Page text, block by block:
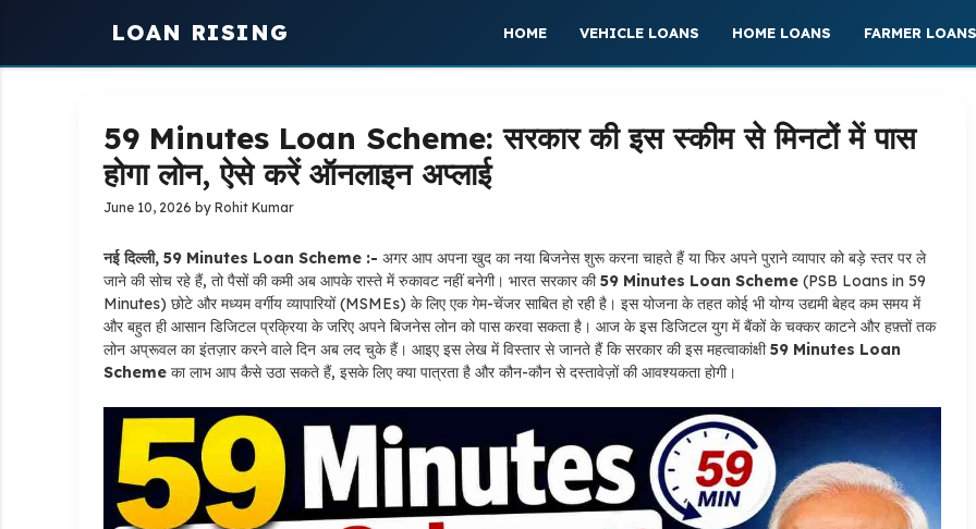
LOAN RISING HOME VEHICLE LOANS HOME LOANS FARMER LOANS
59 Minutes Loan Scheme: सरकार की इस स्कीम से मिनटों में पास
होगा लोन, ऐसे करें ऑनलाइन अप्लाई
June 10, 2026 by Rohit Kumar
नई दिल्ली, 59 Minutes Loan Scheme :- अगर आप अपना खुद का नया बिजनेस शुरू करना चाहते हैं या फिर अपने पुराने व्यापार को बड़े स्तर पर ले
जाने की सोच रहे हैं, तो पैसों की कमी अब आपके रास्ते में रुकावट नहीं बनेगी। भारत सरकार की59 Minutes Loan Scheme (PSB Loans in 59
Minutes) छोटे और मध्यम वर्गीय व्यापारियों (MSMEs) के लिए एक गेम-चेंजर साबित हो रही है। इस योजना के तहत कोई भी योग्य उद्यमी बेहद कम समय में
और बहुत ही आसान डिजिटल प्रक्रिया के जरिए अपने बिजनेस लोन को पास करवा सकता है। आज के इस डिजिटल युग में बैंकों के चक्कर काटने और हफ़्तों तक
लोन अप्रूवल का इंतज़ार करने वाले दिन अब लद चुके हैं। आइए इस लेख में विस्तार से जानते हैं कि सरकार की इस महत्वाकांक्षी59 Minutes Loan
Scheme का लाभ आप कैसे उठा सकते हैं, इसके लिए क्या पात्रता है और कौन-कौन से दस्तावेज़ों की आवश्यकता होगी।